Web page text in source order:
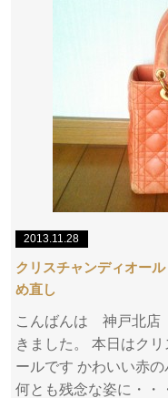
2013.11.28
クリスチャンディオー
め直し
こんばんは 神戸北店
きました。 本日はク
ールです かわいい赤
何とも残念な姿に・・